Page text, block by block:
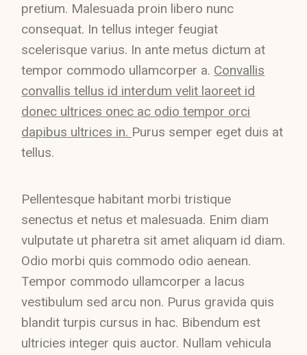
pretium. Malesuada proin libero nunc
consequat. In tellus integer feugiat
scelerisque varius. In ante metus dictum at
tempor commodo ullamcorper a. Convallis
convallis tellus id interdum velit laoreet id
donec ultrices onec ac odio tempor orci
dapibus ultrices in. Purus semper eget duis at
tellus.
Pellentesque habitant morbi tristique
senectus et netus et malesuada. Enim diam
vulputate ut pharetra sit amet aliquam id diam.
Odio morbi quis commodo odio aenean.
Tempor commodo ullamcorper a lacus
vestibulum sed arcu non. Purus gravida quis
blandit turpis cursus in hac. Bibendum est
ultricies integer quis auctor. Nullam vehicula